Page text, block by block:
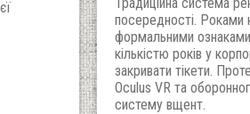
посередності. Роками
формальними
кількістю років у
закривати тікети.
Oculus VR та
систему вщент.